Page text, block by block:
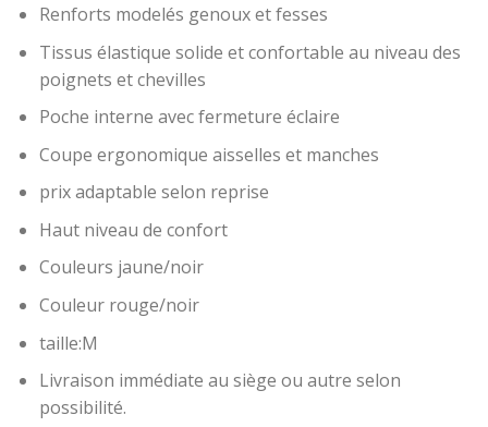
Renforts modelés genoux et fesses
Tissus élastique solide et confortable au niveau des
poignets et chevilles
Poche interne avec fermeture éclaire
Coupe ergonomique aisselles et manches
prix adaptable selon reprise
Haut niveau de confort
Couleurs jaune/noir
Couleur rouge/noir
taille:M
Livraison immédiate au siège ou autre selon
possibilité.